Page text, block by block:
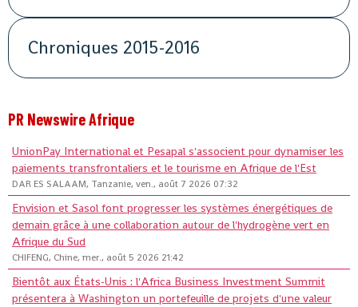
Chroniques 2015-2016
PR Newswire Afrique
UnionPay International et Pesapal s'associent pour dynamiser les
paiements transfrontaliers et le tourisme en Afrique de l'Est
DAR ES SALAAM, Tanzanie, ven., août 7 2026 07:32
Envision et Sasol font progresser les systèmes énergétiques de
demain grâce à une collaboration autour de l'hydrogène vert en
Afrique du Sud
CHIFENG, Chine, mer., août 5 2026 21:42
Bientôt aux États-Unis : l'Africa Business Investment Summit
présentera à Washington un portefeuille de projets d'une valeur